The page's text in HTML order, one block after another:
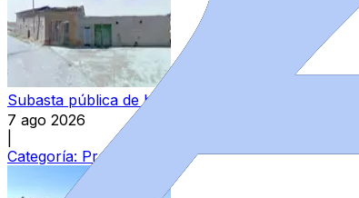
Subasta pública de bienes del Estado en
7 ago 2026
Categoría: Provincia